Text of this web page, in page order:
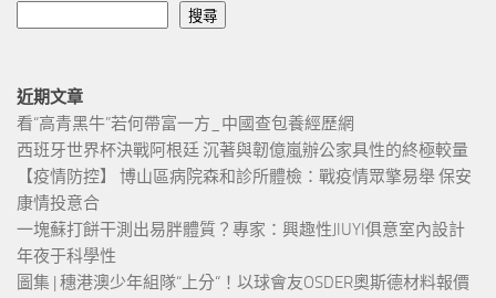
搜尋
近期文章
看“高青黑牛”若何帶富一方_中國查包養經歷網
西班牙世界杯決戰阿根廷 沉著與韌億嵐辦公家具性的終極較量
【疫情防控】 博山區病院森和診所體檢：戰疫情眾擎易舉 保安
康情投意合
一塊蘇打餅干測出易胖體質？專家：興趣性JIUYI俱意室內設計
年夜于科學性
圖集 | 穗港澳少年組隊“上分“！以球會友OSDER奧斯德材料報價